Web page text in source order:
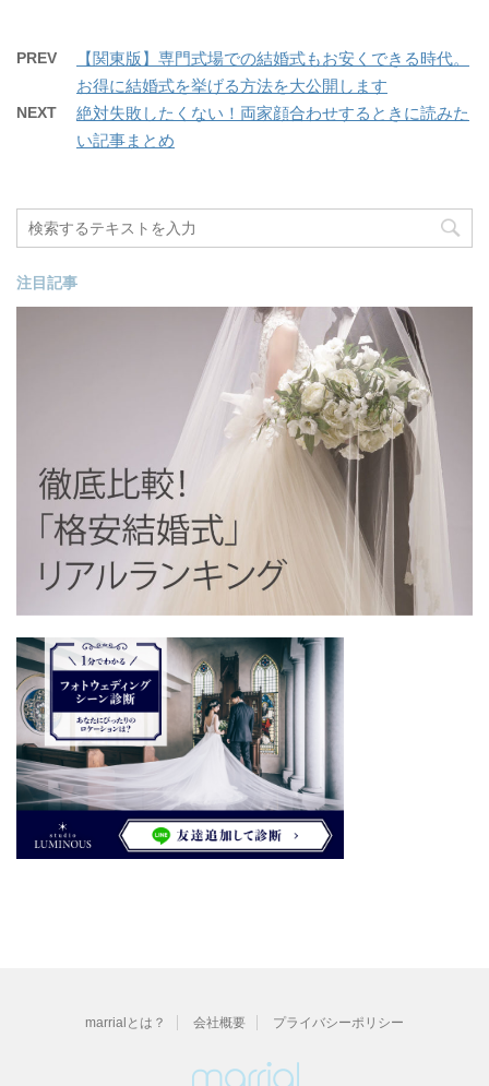
PREV
【関東版】専門式場での結婚式もお安くできる時代。
お得に結婚式を挙げる方法を大公開します
NEXT
絶対失敗したくない！両家顔合わせするときに読みた
い記事まとめ
注目記事
marrialとは？ 会社概要 プライバシーポリシー